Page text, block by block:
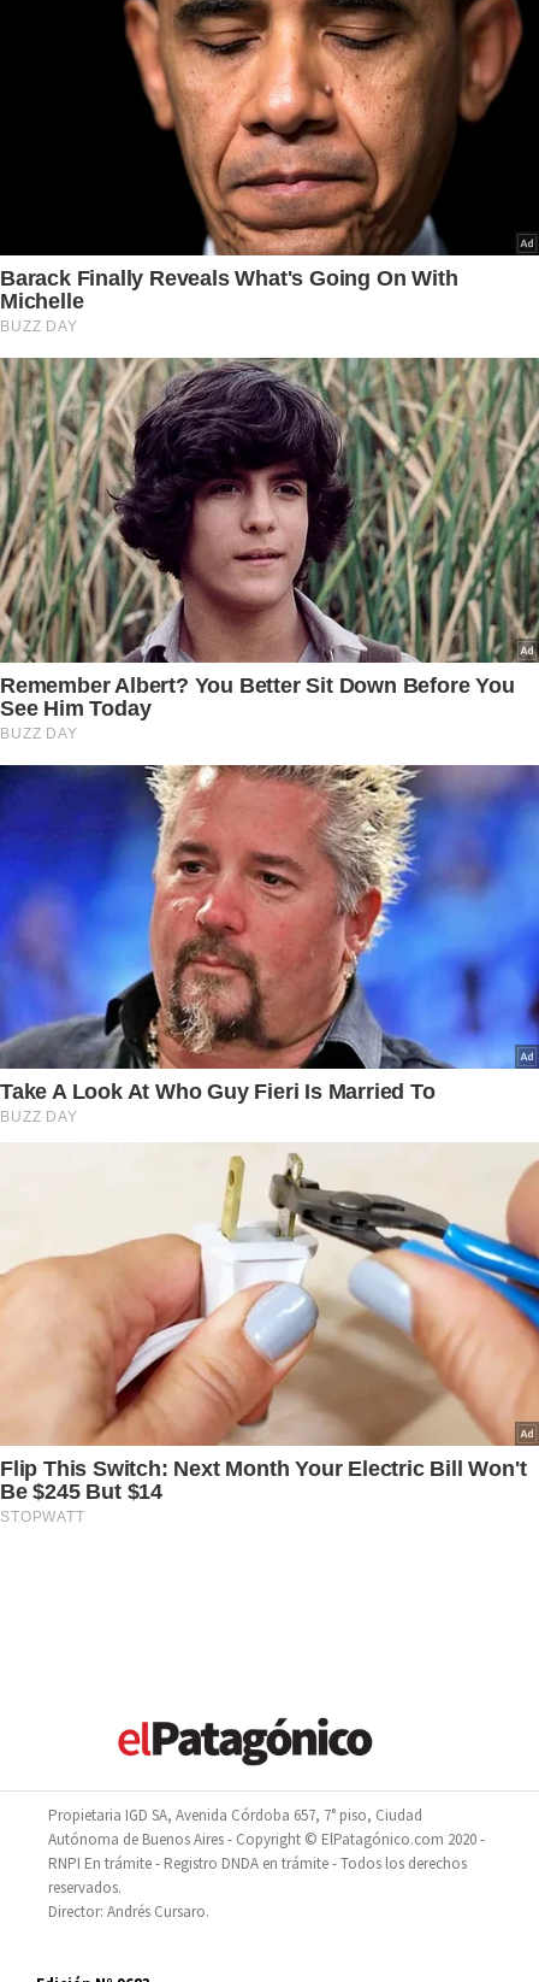
Propietaria IGD SA, Avenida Córdoba 657, 7° piso, Ciudad
Autónoma de Buenos Aires - Copyright © ElPatagónico.com 2020 -
RNPI En trámite - Registro DNDA en trámite - Todos los derechos
reservados.
Director: Andrés Cursaro.